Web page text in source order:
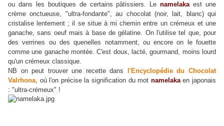
ou dans les boutiques de certains pâtissiers. Lenamelakaest une
crème onctueuse, "ultra-fondante", au chocolat (noir, lait, blanc) qui
cristalise lentement ; il se situe à mi chemin entre un crémeux et une
ganache, sans oeuf mais à base de gélatine. On l'utilise tel que, pour
des verrines ou des quenelles notamment, ou encore on le fouette
comme une ganache montée. C'est doux, lacté, gourmand, moins lourd
qu'un crémeux classique.
NB on peut trouver une recette dans
l'Encyclopédie du Chocolat
Valrhona, où l'on précise la signification du mot namelakaen japonais
: "ultra-crémeux" !